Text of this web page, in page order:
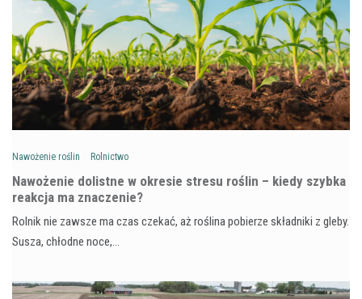
Nawożenie roślin Rolnictwo
Nawożenie dolistne w okresie stresu roślin – kiedy szybka
reakcja ma znaczenie?
Rolnik nie zawsze ma czas czekać, aż roślina pobierze składniki z gleby.
Susza, chłodne noce,…